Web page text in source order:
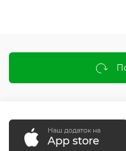
Наш додаток на
App store